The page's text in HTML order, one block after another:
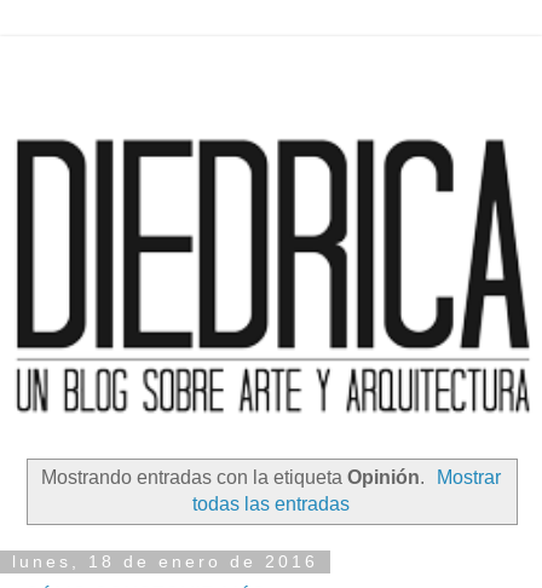
Mostrando entradas con la etiqueta Opinión.
Mostrar
todas las entradas
lunes, 18 de enero de 2016